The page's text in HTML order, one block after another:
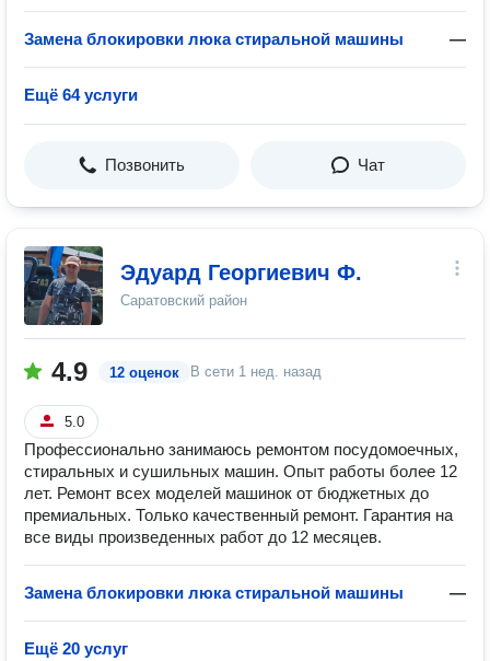
Замена блокировки люка стиральной машины —
Ещё 64 услуги
Позвонить Чат
Эдуард Георгиевич Ф.
Саратовский район
4.9 12 оценок В сети 1 нед. назад
5.0
Профессионально занимаюсь ремонтом посудомоечных,
стиральных и сушильных машин. Опыт работы более 12
лет. Ремонт всех моделей машинок от бюджетных до
премиальных. Только качественный ремонт. Гарантия на
все виды произведенных работ до 12 месяцев.
Замена блокировки люка стиральной машины —
Ещё 20 услуг